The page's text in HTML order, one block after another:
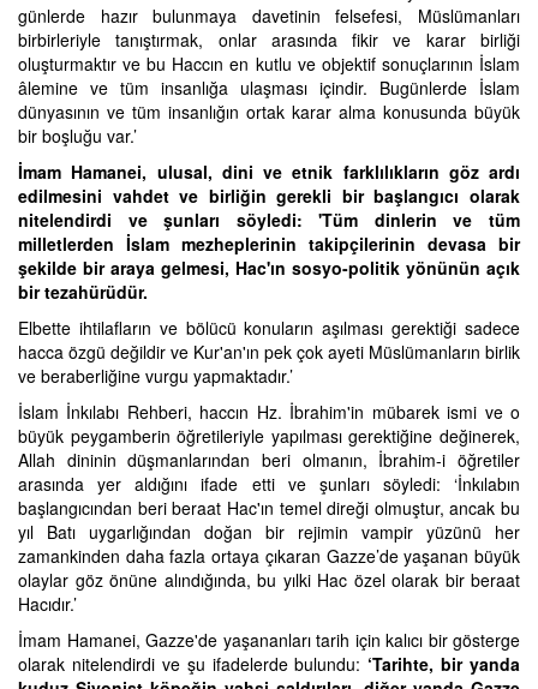
günlerde hazır bulunmaya davetinin felsefesi, Müslümanları
birbirleriyle tanıştırmak, onlar arasında fikir ve karar birliği
oluşturmaktır ve bu Haccın en kutlu ve objektif sonuçlarının İslam
âlemine ve tüm insanlığa ulaşması içindir. Bugünlerde İslam
dünyasının ve tüm insanlığın ortak karar alma konusunda büyük
bir boşluğu var.’
İmam Hamanei, ulusal, dini ve etnik farklılıkların göz ardı
edilmesini vahdet ve birliğin gerekli bir başlangıcı olarak
nitelendirdi ve şunları söyledi: 'Tüm dinlerin ve tüm
milletlerden İslam mezheplerinin takipçilerinin devasa bir
şekilde bir araya gelmesi, Hac'ın sosyo-politik yönünün açık
bir tezahürüdür.
Elbette ihtilafların ve bölücü konuların aşılması gerektiği sadece
hacca özgü değildir ve Kur'an'ın pek çok ayeti Müslümanların birlik
ve beraberliğine vurgu yapmaktadır.’
İslam İnkılabı Rehberi, haccın Hz. İbrahim'in mübarek ismi ve o
büyük peygamberin öğretileriyle yapılması gerektiğine değinerek,
Allah dininin düşmanlarından beri olmanın, İbrahim-i öğretiler
arasında yer aldığını ifade etti ve şunları söyledi: ‘İnkılabın
başlangıcından beri beraat Hac'ın temel direği olmuştur, ancak bu
yıl Batı uygarlığından doğan bir rejimin vampir yüzünü her
zamankinden daha fazla ortaya çıkaran Gazze’de yaşanan büyük
olaylar göz önüne alındığında, bu yılki Hac özel olarak bir beraat
Hacıdır.’
İmam Hamanei, Gazze'de yaşananları tarih için kalıcı bir gösterge
olarak nitelendirdi ve şu ifadelerde bulundu: ‘Tarihte, bir yanda